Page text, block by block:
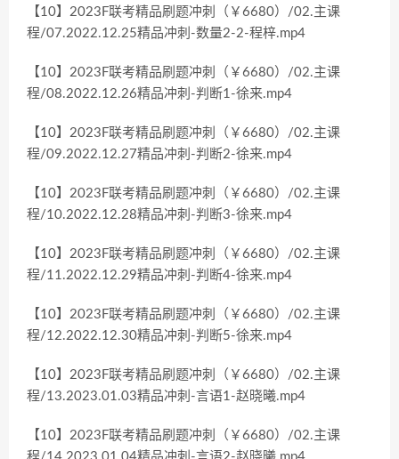
【10】2023F联考精品刷题冲刺（￥6680）/02.主课
程/07.2022.12.25精品冲刺-数量2-2-程梓.mp4
【10】2023F联考精品刷题冲刺（￥6680）/02.主课
程/08.2022.12.26精品冲刺-判断1-徐来.mp4
【10】2023F联考精品刷题冲刺（￥6680）/02.主课
程/09.2022.12.27精品冲刺-判断2-徐来.mp4
【10】2023F联考精品刷题冲刺（￥6680）/02.主课
程/10.2022.12.28精品冲刺-判断3-徐来.mp4
【10】2023F联考精品刷题冲刺（￥6680）/02.主课
程/11.2022.12.29精品冲刺-判断4-徐来.mp4
【10】2023F联考精品刷题冲刺（￥6680）/02.主课
程/12.2022.12.30精品冲刺-判断5-徐来.mp4
【10】2023F联考精品刷题冲刺（￥6680）/02.主课
程/13.2023.01.03精品冲刺-言语1-赵晓曦.mp4
【10】2023F联考精品刷题冲刺（￥6680）/02.主课